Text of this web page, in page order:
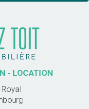
- LOCATION